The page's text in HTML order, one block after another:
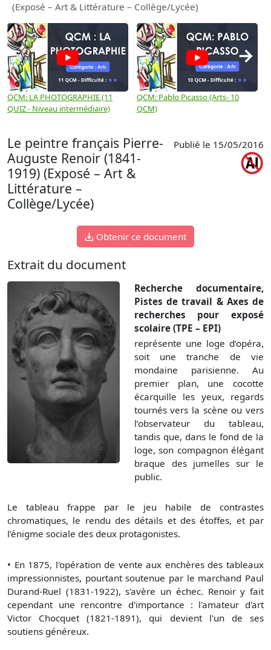
(Exposé – Art & Littérature – Collège/Lycée)
QCM: LA PHOTOGRAPHIE (11
QUIZ - Niveau intermédiaire)
QCM: Pablo Picasso (Arts- 10
QCM)
→
Le peintre français Pierre-
Auguste Renoir (1841-
1919) (Exposé – Art &
Littérature –
Collège/Lycée)
Publié le 15/05/2016
Obtenir ce document
Extrait du document
Recherche documentaire,
Pistes de travail & Axes de
recherches pour exposé
scolaire (TPE – EPI)
représente une loge d’opéra,
soit une tranche de vie
mondaine parisienne. Au
premier plan, une cocotte
écarquille les yeux, regards
tournés vers la scène ou vers
l’observateur du tableau,
tandis que, dans le fond de la
loge, son compagnon élégant
braque des jumelles sur le
public.
Le tableau frappe par le jeu habile de contrastes
chromatiques, le rendu des détails et des étoffes, et par
l’énigme sociale des deux protagonistes.
• En 1875, l'opération de vente aux enchères des tableaux
impressionnistes, pourtant soutenue par le marchand Paul
Durand-Ruel (1831-1922), s'avère un échec. Renoir y fait
cependant une rencontre d'importance : l'amateur d'art
Victor Chocquet (1821-1891), qui devient l'un de ses
soutiens généreux.